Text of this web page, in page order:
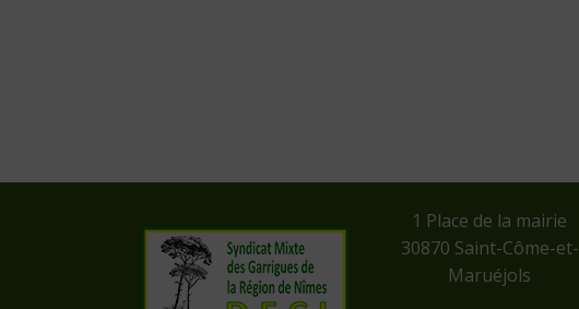
​1 Place de la mairie
​30870 Saint-Côme-et-
Maruéjols